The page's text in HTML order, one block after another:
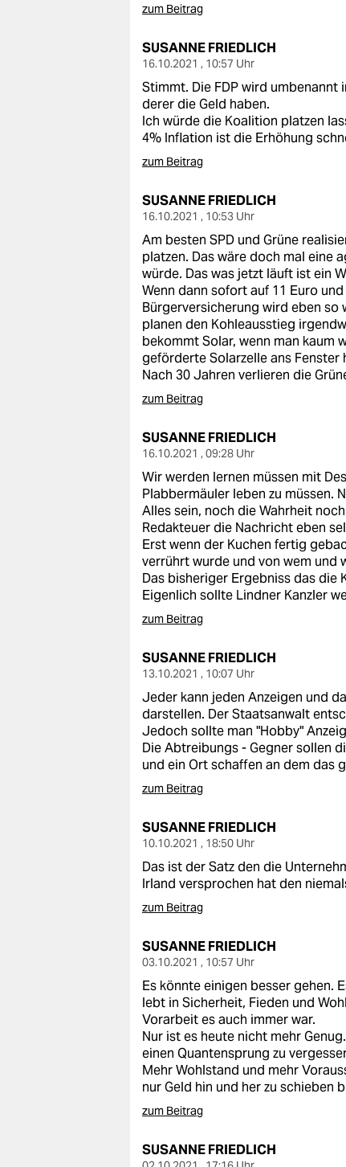
zum Beitrag
SUSANNE FRIEDLICH
16.10.2021 , 10:57 Uhr
Stimmt. Die FDP wird umbenannt
derer die Geld haben.
Ich würde die Koalition platzen
4% Inflation ist die Erhöhung
zum Beitrag
SUSANNE FRIEDLICH
16.10.2021 , 10:53 Uhr
Am besten SPD und Grüne
platzen. Das wäre doch mal eine
würde. Das was jetzt läuft ist ein
Wenn dann sofort auf 11 Euro
Bürgerversicherung wird eben so
planen den Kohleausstieg
bekommt Solar, wenn man kaum
geförderte Solarzelle ans Fenster
Nach 30 Jahren verlieren die
zum Beitrag
SUSANNE FRIEDLICH
16.10.2021 , 09:28 Uhr
Wir werden lernen müssen mit
Plabbermäuler leben zu müssen.
Alles sein, noch die Wahrheit
Redakteuer die Nachricht eben
Erst wenn der Kuchen fertig
verrührt wurde und von wem und
Das bisheriger Ergebniss das die
Eigenlich sollte Lindner Kanzler
zum Beitrag
SUSANNE FRIEDLICH
13.10.2021 , 10:07 Uhr
Jeder kann jeden Anzeigen und
darstellen. Der Staatsanwalt
Jedoch sollte man "Hobby"
Die Abtreibungs - Gegner sollen
und ein Ort schaffen an dem das
zum Beitrag
SUSANNE FRIEDLICH
10.10.2021 , 18:50 Uhr
Das ist der Satz den die
Irland versprochen hat den
zum Beitrag
SUSANNE FRIEDLICH
03.10.2021 , 10:57 Uhr
Es könnte einigen besser gehen.
lebt in Sicherheit, Fieden und
Vorarbeit es auch immer war.
Nur ist es heute nicht mehr
einen Quantensprung zu
Mehr Wohlstand und mehr
nur Geld hin und her zu schieben
zum Beitrag
SUSANNE FRIEDLICH